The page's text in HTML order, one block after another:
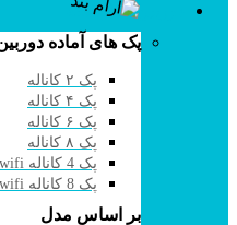
دوربین مداربسته
پک های آماده
پک ۲ کاناله
پک ۴ کاناله
پک ۶ کاناله
پک ۸ کاناله
پک 4 کاناله wifi
پک 8 کاناله wifi
بر اساس مدل